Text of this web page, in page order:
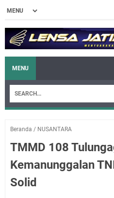
MENU
Beranda / NUSANTARA
TMMD 108
Kemanunggalan
Solid